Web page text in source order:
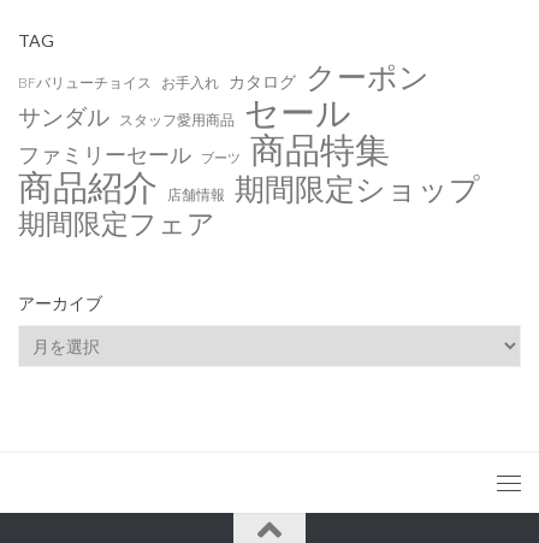
TAG
BFバリューチョイス お手入れ カタログ クーポン
サンダル スタッフ愛用商品 セール
ファミリーセール ブーツ 商品特集
商品紹介 店舗情報 期間限定ショップ
期間限定フェア
アーカイブ
ー